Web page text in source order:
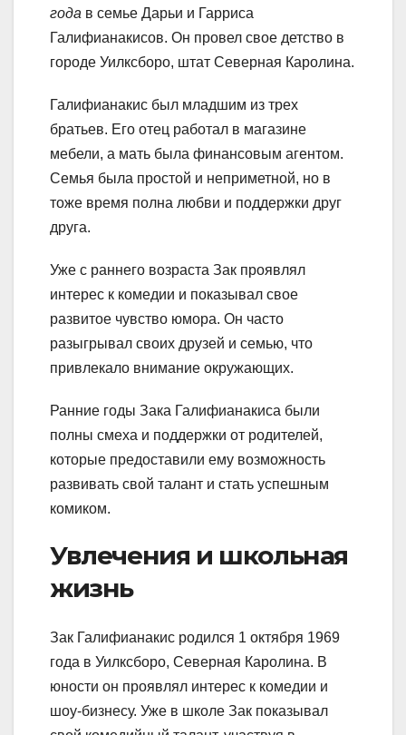
года в семье Дарьи и Гарриса
Галифианакисов. Он провел свое детство в
городе Уилксборо, штат Северная Каролина.
Галифианакис был младшим из трех
братьев. Его отец работал в магазине
мебели, а мать была финансовым агентом.
Семья была простой и неприметной, но в
тоже время полна любви и поддержки друг
друга.
Уже с раннего возраста Зак проявлял
интерес к комедии и показывал свое
развитое чувство юмора. Он часто
разыгрывал своих друзей и семью, что
привлекало внимание окружающих.
Ранние годы Зака Галифианакиса были
полны смеха и поддержки от родителей,
которые предоставили ему возможность
развивать свой талант и стать успешным
комиком.
Увлечения и школьная
жизнь
Зак Галифианакис родился 1 октября 1969
года в Уилксборо, Северная Каролина. В
юности он проявлял интерес к комедии и
шоу-бизнесу. Уже в школе Зак показывал